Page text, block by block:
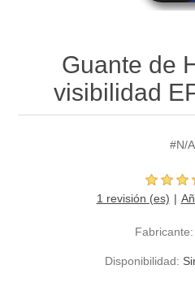
Guante de
visibilidad
#N/A
1 revisión (es)
Fabricante:
Disponibilidad: